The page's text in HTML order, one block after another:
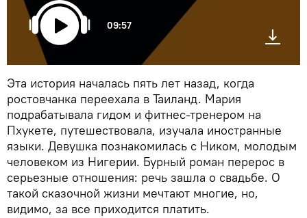
09:57
Эта история началась пять лет назад, когда
ростовчанка переехала в Таиланд. Мария
подрабатывала гидом и фитнес-тренером на
Пхукете, путешествовала, изучала иностранные
языки. Девушка познакомилась с Ником, молодым
человеком из Нигерии. Бурный роман перерос в
серьезные отношения: речь зашла о свадьбе. О
такой сказочной жизни мечтают многие, но,
видимо, за все приходится платить.